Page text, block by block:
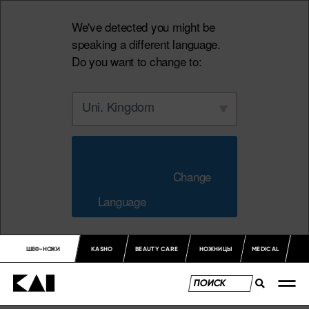
We've detected you might be
speaking a different language.
Do you want to change to:
Uni. Kingdom
Language
ШЕФ-НОЖИ KASHO BEAUTY CARE НОЖНИЦЫ MEDICAL